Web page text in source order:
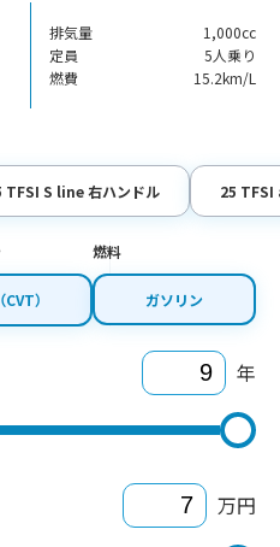
排気量
1,000cc
定員
5人乗り
燃費
15.2km/L
TFSI S line 右ハンドル 25 TFSI
CVT）
燃料
ガソリン
年
万円